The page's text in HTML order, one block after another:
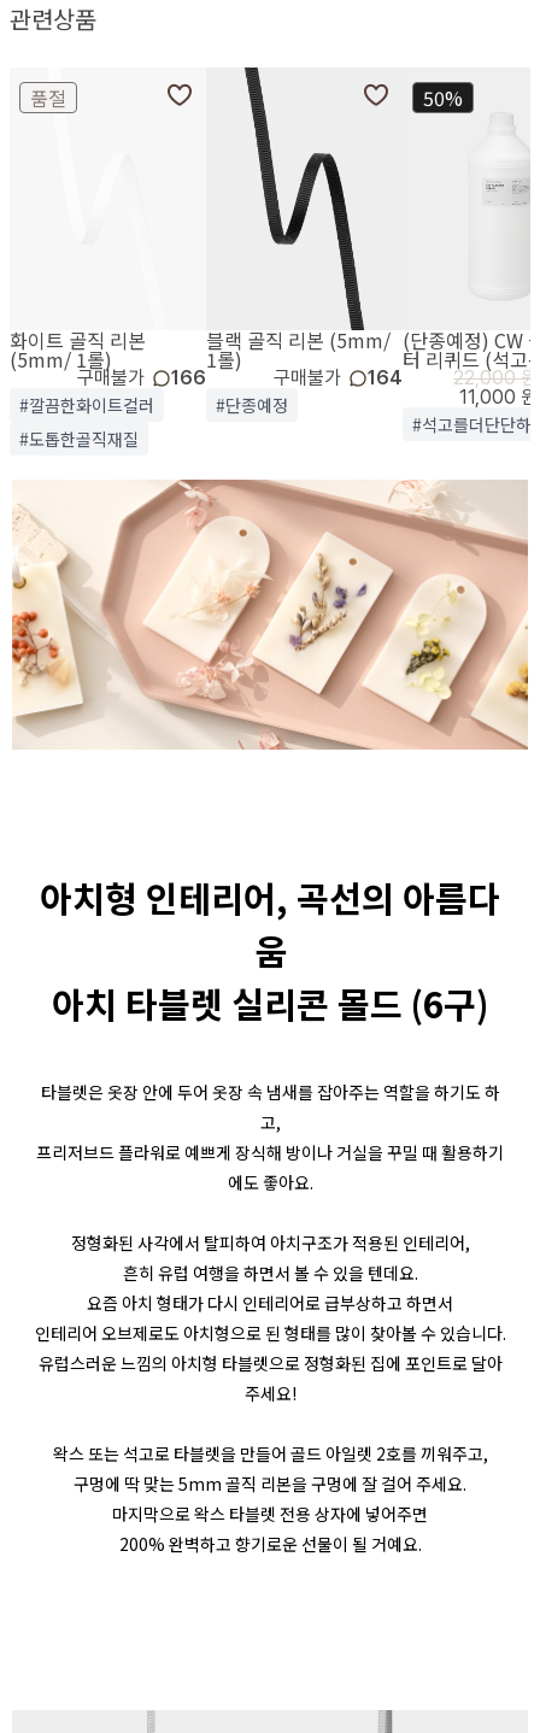
관련상품
품절
화이트 골직 리본
(5mm/ 1롤)
구매불가 166
#깔끔한화이트컬러
#도톱한골직재질
블랙 골직 리본 (5mm/
1롤)
구매불가 164
#단종예정
50%
(단종예정) CW
터 리퀴드 (석고
22,000 원
11,000 원
#석고를더단단하
아치형 인테리어, 곡선의 아름다
움
아치 타블렛 실리콘 몰드 (6구)
타블렛은 옷장 안에 두어 옷장 속 냄새를 잡아주는 역할을 하기도 하
고,
프리저브드 플라워로 예쁘게 장식해 방이나 거실을 꾸밀 때 활용하기
에도 좋아요.
정형화된 사각에서 탈피하여 아치구조가 적용된 인테리어,
흔히 유럽 여행을 하면서 볼 수 있을 텐데요.
요즘 아치 형태가 다시 인테리어로 급부상하고 하면서
인테리어 오브제로도 아치형으로 된 형태를 많이 찾아볼 수 있습니다.
유럽스러운 느낌의 아치형 타블렛으로 정형화된 집에 포인트로 달아
주세요!
왁스 또는 석고로 타블렛을 만들어 골드 아일렛 2호를 끼워주고,
구멍에 딱 맞는 5mm 골직 리본을 구멍에 잘 걸어 주세요.
마지막으로 왁스 타블렛 전용 상자에 넣어주면
200% 완벽하고 향기로운 선물이 될 거예요.